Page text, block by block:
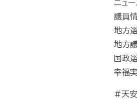
ニュ
議員
地方
地
国
幸福
#天